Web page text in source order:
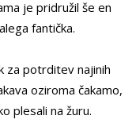
je pridružil še en
fantička.
za potrditev najinih
oziroma čakamo,
plesali na žuru.